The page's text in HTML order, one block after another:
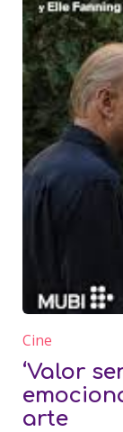
Cine
‘Valor
arte